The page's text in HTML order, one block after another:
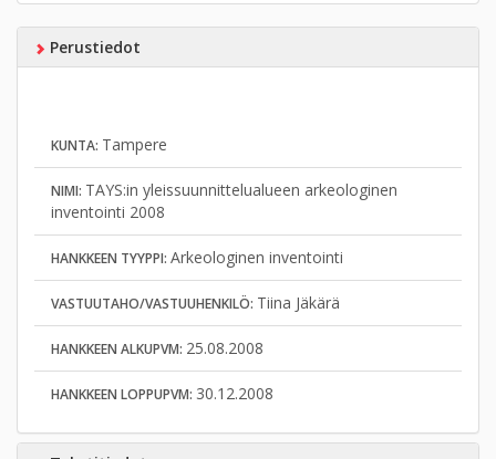
Perustiedot
KUNTA: Tampere
NIMI: TAYS:in yleissuunnittelualueen arkeologinen
inventointi 2008
HANKKEEN TYYPPI: Arkeologinen inventointi
VASTUUTAHO/VASTUUHENKILÖ: Tiina Jäkärä
HANKKEEN ALKUPVM: 25.08.2008
HANKKEEN LOPPUPVM: 30.12.2008